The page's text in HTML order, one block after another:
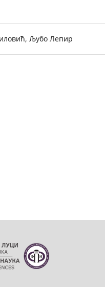
Љубо Лепир